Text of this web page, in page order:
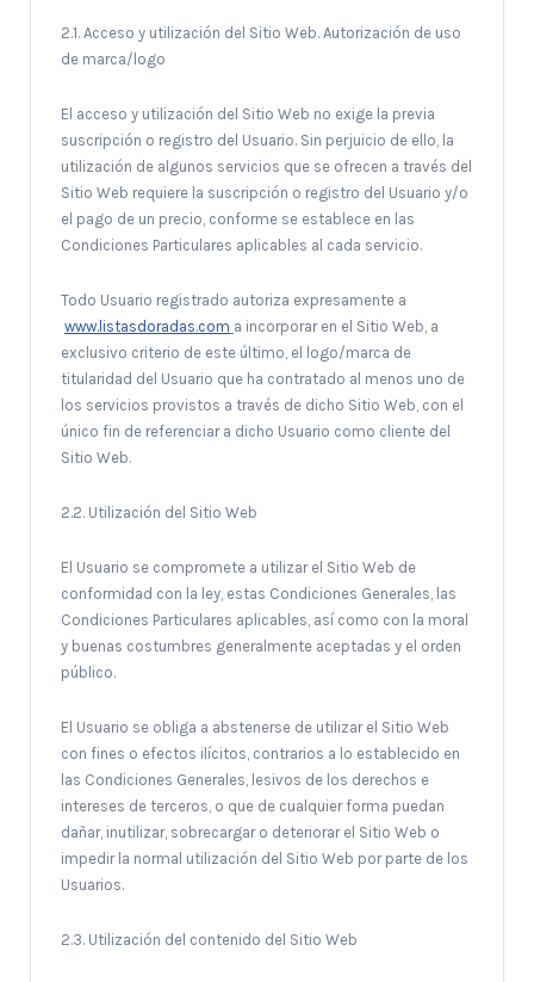
2.1. Acceso y utilización del Sitio Web. Autorización de uso
de marca/logo
El acceso y utilización del Sitio Web no exige la previa
suscripción o registro del Usuario. Sin perjuicio de ello, la
utilización de algunos servicios que se ofrecen a través del
Sitio Web requiere la suscripción o registro del Usuario y/o
el pago de un precio, conforme se establece en las
Condiciones Particulares aplicables al cada servicio.
Todo Usuario registrado autoriza expresamente a
www.listasdoradas.com a incorporar en el Sitio Web, a
exclusivo criterio de este último, el logo/marca de
titularidad del Usuario que ha contratado al menos uno de
los servicios provistos a través de dicho Sitio Web, con el
único fin de referenciar a dicho Usuario como cliente del
Sitio Web.
2.2. Utilización del Sitio Web
El Usuario se compromete a utilizar el Sitio Web de
conformidad con la ley, estas Condiciones Generales, las
Condiciones Particulares aplicables, así como con la moral
y buenas costumbres generalmente aceptadas y el orden
público.
El Usuario se obliga a abstenerse de utilizar el Sitio Web
con fines o efectos ilícitos, contrarios a lo establecido en
las Condiciones Generales, lesivos de los derechos e
intereses de terceros, o que de cualquier forma puedan
dañar, inutilizar, sobrecargar o deteriorar el Sitio Web o
impedir la normal utilización del Sitio Web por parte de los
Usuarios.
2.3. Utilización del contenido del Sitio Web